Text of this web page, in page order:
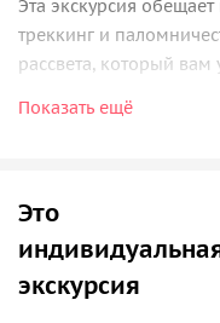
Эта экскурсия
треккинг и
рассвета, который вам
Старт восхождения
опекой опытных гидов,
мистическую
Восхождение к
Показать ещё
Это
экскурсия